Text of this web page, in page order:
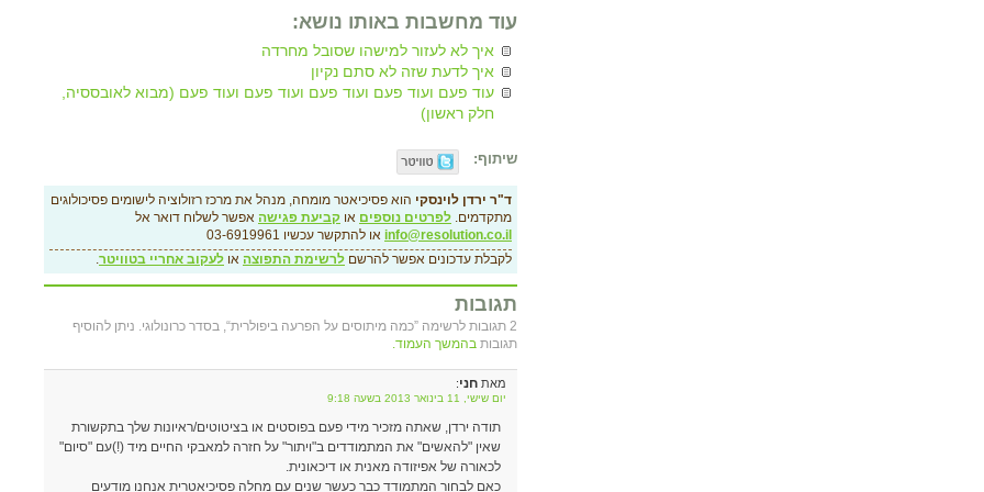
עוד מחשבות באותו נושא:
איך לא לעזור למישהו שסובל מחרדה
איך לדעת שזה לא סתם נקיון
עוד פעם ועוד פעם ועוד פעם ועוד פעם ועוד פעם (מבוא לאובססיה,
חלק ראשון)
שיתוף:
ד"ר ירדן לוינסקי הוא פסיכיאטר מומחה, מנהל את מרכז רזולוציה לישומים פסיכולוגים
מתקדמים. לפרטים נוספים או קביעת פגישה אפשר לשלוח דואר אל
info@resolution.co.il או להתקשר עכשיו 03-6919961
לקבלת עדכונים אפשר להרשם לרשימת התפוצה או לעקוב אחריי בטוויטר.
תגובות
2 תגובות לרשימה ”כמה מיתוסים על הפרעה ביפולרית“, בסדר כרונולוגי. ניתן להוסיף
תגובות בהמשך העמוד.
מאת חני:
יום שישי, 11 בינואר 2013 בשעה 9:18
תודה ירדן, שאתה מזכיר מידי פעם בפוסטים או בציטוטים/ראיונות שלך בתקשורת
שאין "להאשים" את המתמודדים ב"ויתור" על חזרה למאבקי החיים מיד (!)עם "סיום"
לכאורה של אפיזודה מאנית או דיכאונית.
כאם לבחור המתמודד כבר כעשר שנים עם מחלה פסיכיאטרית אנחנו מודעים